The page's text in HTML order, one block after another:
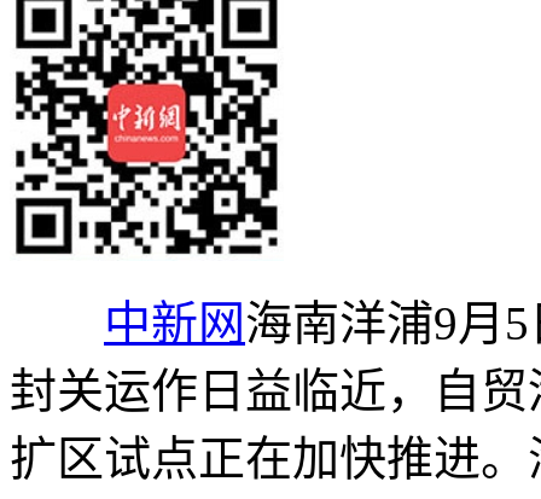
中新网海南洋浦9月
封关运作日益临近，自
扩区试点正在加快推进